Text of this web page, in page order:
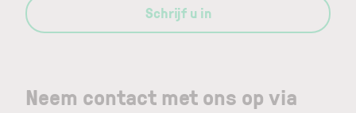
Neem contact met ons op via
Schrijf u in